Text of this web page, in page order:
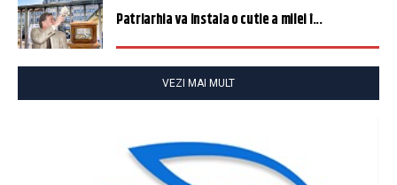
Patriarhia va instala o cutie a milei î...
VEZI MAI MULT